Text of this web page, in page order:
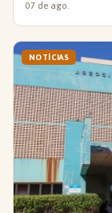
07 de ago.
NOTÍCIAS